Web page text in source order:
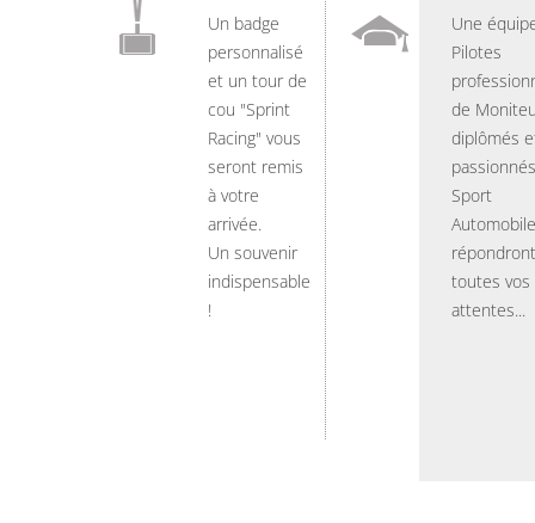
Un badge
personnalisé
et un tour de
cou "Sprint
Racing" vous
seront remis
à votre
arrivée.
Un souvenir
indispensable
!
Une
Pilotes
de
diplômés
Sport
Automobile
toutes vos
attentes...